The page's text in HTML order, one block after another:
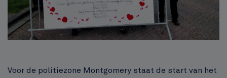
Inhoud
Voor de politiezone Montgomery staat de start van het